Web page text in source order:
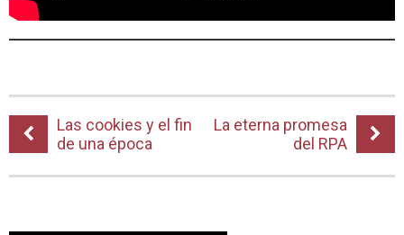
Las cookies y el fin
de una época
La eterna promesa
del RPA